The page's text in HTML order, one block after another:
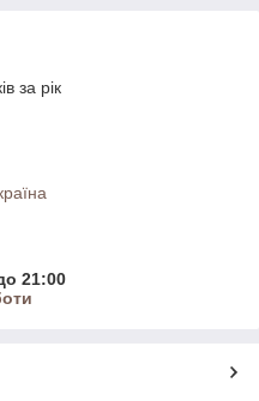
за рік
21:00